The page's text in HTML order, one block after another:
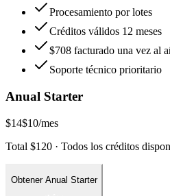
Procesamiento por lotes
Créditos válidos 12 meses
$708 facturado una vez al
Soporte técnico prioritario
Anual Starter
$14$10/mes
Total $120 · Todos los créditos
Obtener Anual Starter